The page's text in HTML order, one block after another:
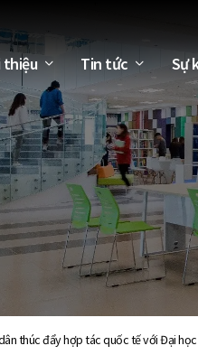
thiệu Tin tức Sự
thúc đẩy hợp tác quốc tế với Đại học